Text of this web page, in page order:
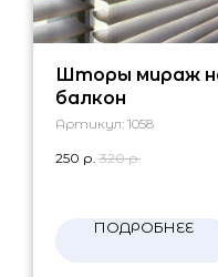
Шторы мираж
балкон
Артикул: 1058
250 р. 320 р.
ПОДРОБНЕЕ